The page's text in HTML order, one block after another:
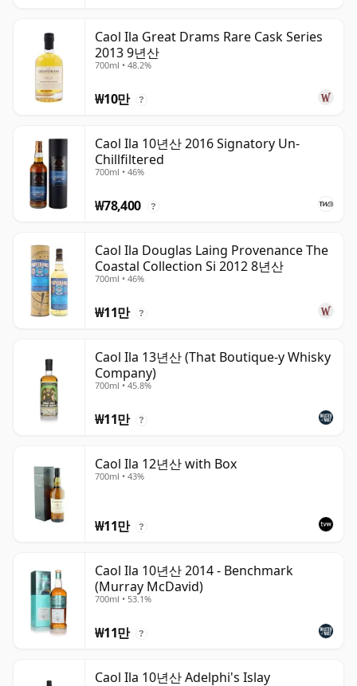
Caol Ila Great Drams Rare Cask Series
2013 9년산
700ml • 48.2%
₩10만 ?
Caol Ila 10년산 2016 Signatory Un-
Chillfiltered
700ml • 46%
₩78,400 ?
Caol Ila Douglas Laing Provenance The
Coastal Collection Si 2012 8년산
700ml • 46%
₩11만 ?
Caol Ila 13년산 (That Boutique-y Whisky
Company)
700ml • 45.8%
₩11만 ?
Caol Ila 12년산 with Box
700ml • 43%
₩11만 ?
Caol Ila 10년산 2014 - Benchmark
(Murray McDavid)
700ml • 53.1%
₩11만 ?
Caol Ila 10년산 Adelphi's Islay